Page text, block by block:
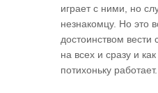
играет с ними, но
незнакомцу. Но это
достоинством
на всех и сразу и
потихоньку работает.